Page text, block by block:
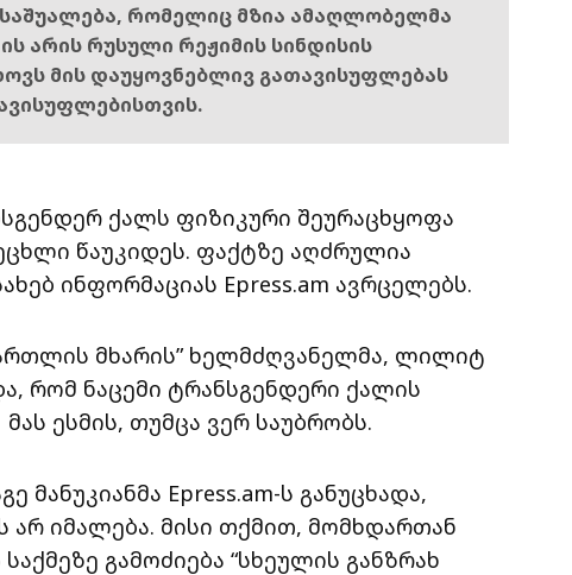
რომელიც მზია ამაღლობელმა
არის რუსული რეჟიმის სინდისის
მის დაუყოვნებლივ გათავისუფლებას
ქალს ფიზიკური შეურაცხყოფა
წაუკიდეს. ფაქტზე აღძრულია
ინფორმაციას Epress.am ავრცელებს.
მხარის” ხელმძღვანელმა, ლილიტ
რომ ნაცემი ტრანსგენდერი ქალის
ესმის, თუმცა ვერ საუბრობს.
მანუკიანმა Epress.am-ს განუცხადა,
არ იმალება. მისი თქმით, მომხდართან
გამოძიება “სხეულის განზრახ